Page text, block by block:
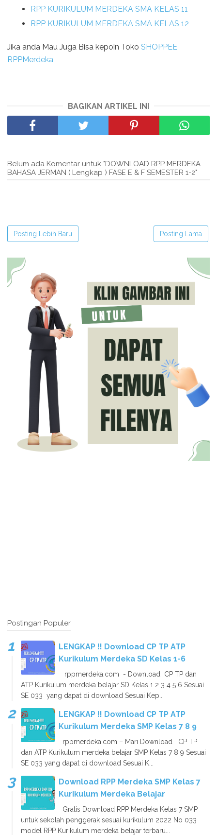
RPP KURIKULUM MERDEKA SMA KELAS 11
RPP KURIKULUM MERDEKA SMA KELAS 12
Jika anda Mau Juga Bisa kepoin Toko SHOPPEE
RPPMerdeka
BAGIKAN ARTIKEL INI
Belum ada Komentar untuk "DOWNLOAD RPP MERDEKA
BAHASA JERMAN ( Lengkap ) FASE E & F SEMESTER 1-2"
Posting Lebih Baru Posting Lama
Postingan Populer
LENGKAP !! Download CP TP ATP
Kurikulum Merdeka SD Kelas 1-6
rppmerdeka.com - Download CP TP dan
ATP Kurikulum merdeka belajar SD Kelas 1 2 3 4 5 6 Sesuai
SE 033 yang dapat di download Sesuai Kep...
LENGKAP !! Download CP TP ATP
Kurikulum Merdeka SMP Kelas 7 8 9
rppmerdeka.com – Mari Download CP TP
dan ATP Kurikulum merdeka belajar SMP Kelas 7 8 9 Sesuai
SE 033 yang dapat di download Sesuai K...
Download RPP Merdeka SMP Kelas 7
Kurikulum Merdeka Belajar
Gratis Download RPP Merdeka Kelas 7 SMP
untuk sekolah penggerak sesuai kurikulum 2022 No 033
model RPP Kurikulum merdeka belajar terbaru...